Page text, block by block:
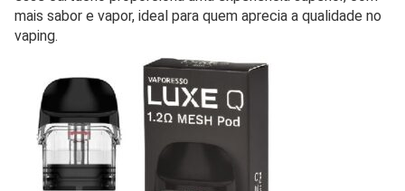
mais sabor e vapor, ideal para quem aprecia a qualidade no
vaping.